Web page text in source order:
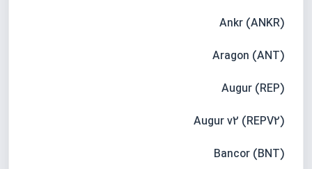
Ankr (ANKR)
Aragon (ANT)
Augur (REP)
Augur v2 (REPV2)
Bancor (BNT)